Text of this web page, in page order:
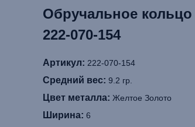
Обручальное
222‑070‑154
Артикул: 222-070-154
Средний вес: 9.2 гр.
Цвет металла: Желтое Золото
Ширина: 6